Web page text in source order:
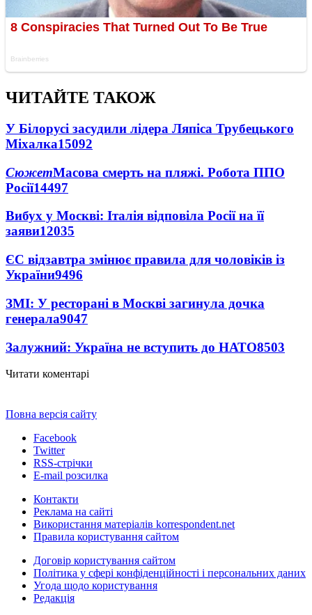
ЧИТАЙТЕ ТАКОЖ
У Білорусі засудили лідера Ляпіса Трубецького
Міхалка15092
СюжетМасова смерть на пляжі. Робота ППО
Росії14497
Вибух у Москві: Італія відповіла Росії на її
заяви12035
ЄС відзавтра змінює правила для чоловіків із
України9496
ЗМІ: У ресторані в Москві загинула дочка
генерала9047
Залужний: Україна не вступить до НАТО8503
Читати коментарі
Повна версія сайту
Facebook
Twitter
RSS-стрічки
E-mail розсилка
Контакти
Реклама на сайті
Використання матеріалів korrespondent.net
Правила користування сайтом
Договір користування сайтом
Політика у сфері конфіденційності і персональних даних
Угода щодо користування
Редакція